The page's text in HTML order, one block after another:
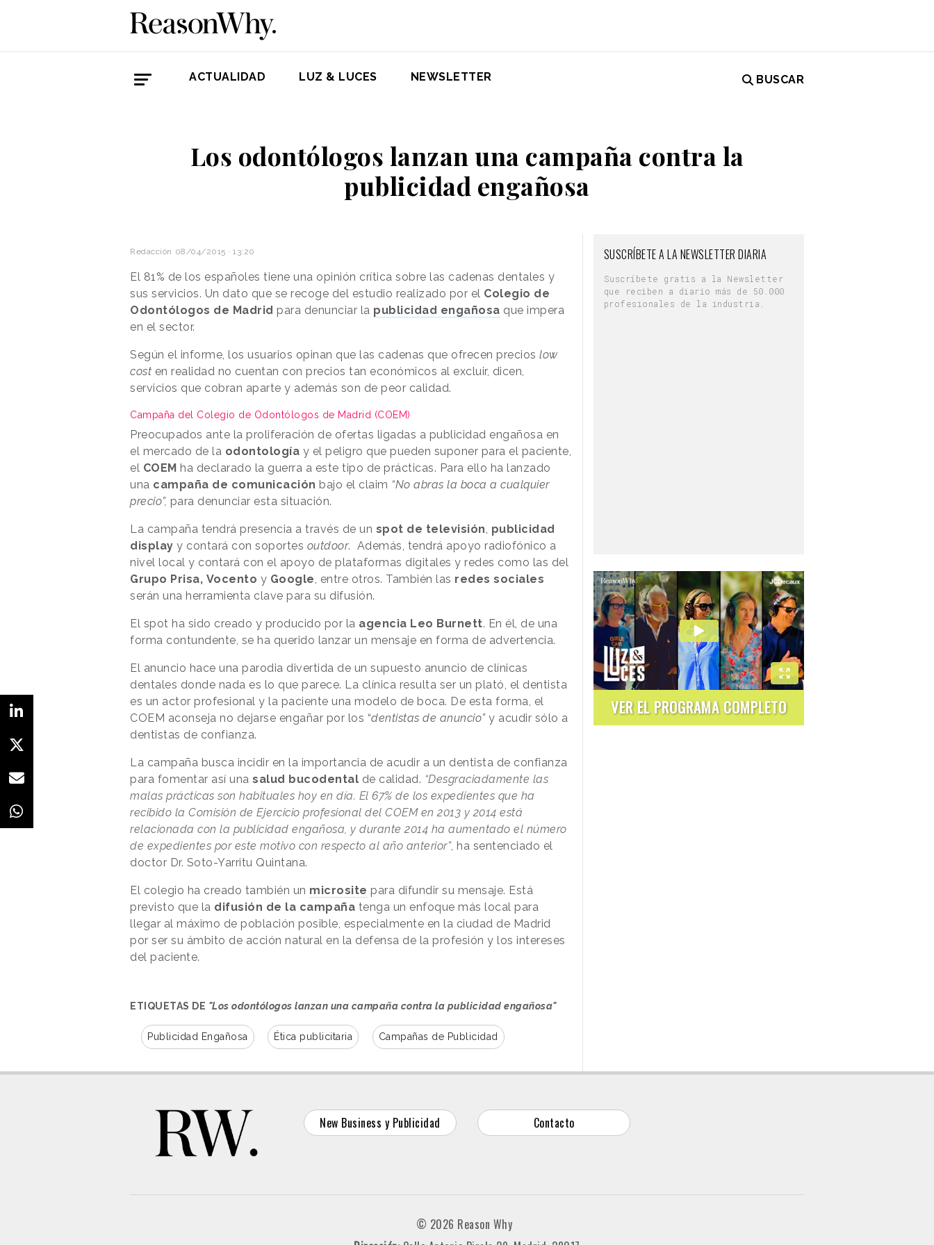
ACTUALIDAD LUZ & LUCES NEWSLETTER BUSCAR
Los odontólogos lanzan una campaña contra la
publicidad engañosa
Redacción 08/04/2015 · 13:20
El 81% de los españoles tiene una opinión crítica sobre las cadenas dentales y
sus servicios. Un dato que se recoge del estudio realizado por el Colegio de
Odontólogos de Madrid para denunciar la publicidad engañosa que impera
en el sector.
Según el informe, los usuarios opinan que las cadenas que ofrecen precios low
cost en realidad no cuentan con precios tan económicos al excluir, dicen,
servicios que cobran aparte y además son de peor calidad.
Campaña del Colegio de Odontólogos de Madrid (COEM)
Preocupados ante la proliferación de ofertas ligadas a publicidad engañosa en
el mercado de la odontología y el peligro que pueden suponer para el paciente,
el COEM ha declarado la guerra a este tipo de prácticas. Para ello ha lanzado
una campaña de comunicación bajo el claim “No abras la boca a cualquier
precio”, para denunciar esta situación.
La campaña tendrá presencia a través de un spot de televisión publicidad
display y contará con soportes outdoor. Además, tendrá apoyo radiofónico a
nivel local y contará con el apoyo de plataformas digitales y redes como las del
Grupo Prisa, Vocento y Google , entre otros. También las redes sociales
serán una herramienta clave para su difusión.
El spot ha sido creado y producido por la agencia Leo Burnett. En él, de una
forma contundente, se ha querido lanzar un mensaje en forma de advertencia.
El anuncio hace una parodia divertida de un supuesto anuncio de clínicas
dentales donde nada es lo que parece. La clínica resulta ser un plató, el dentista
es un actor profesional y la paciente una modelo de boca. De esta forma, el
COEM aconseja no dejarse engañar por los “dentistas de anuncio”y acudir sólo a
dentistas de confianza.
La campaña busca incidir en la importancia de acudir a un dentista de confianza
para fomentar así una salud bucodental de calidad. “Desgraciadamente las
malas prácticas son habituales hoy en día. El 67% de los expedientes que ha
recibido la Comisión de Ejercicio profesional del COEM en 2013 y 2014 está
relacionada con la publicidad engañosa, y durante 2014 ha aumentado el número
de expedientes por este motivo con respecto al año anterior”, ha sentenciado el
doctor Dr. Soto-Yarritu Quintana.
El colegio ha creado también un microsite para difundir su mensaje. Está
previsto que la difusión de la campaña tenga un enfoque más local para
llegar al máximo de población posible, especialmente en la ciudad de Madrid
por ser su ámbito de acción natural en la defensa de la profesión y los intereses
del paciente.
ETIQUETAS DE "Los odontólogos lanzan una campaña contra la publicidad engañosa"
Publicidad Engañosa Ética publicitaria Campañas de Publicidad
SUSCRÍBETE A LA NEWSLETTER DIARIA
Suscríbete gratis a la Newsletter
que reciben a diario más de 50.000
profesionales de la industria.
VER EL PROGRAMA COMPLETO
New Business y Publicidad Contacto
© 2026 Reason Why